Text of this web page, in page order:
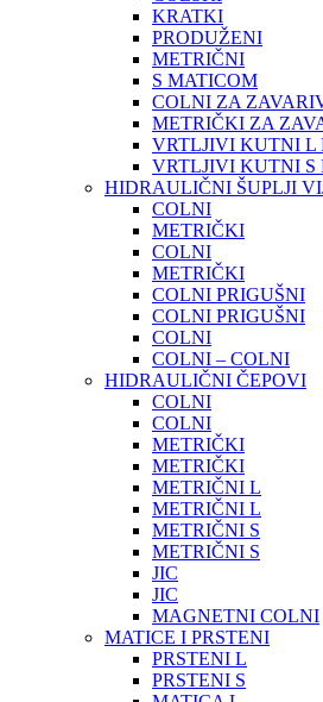
KRATKI
PRODUŽENI
METRIČNI
S MATICOM
COLNI ZA
METRIČKI ZA
VRTLJIVI KUTNI L
VRTLJIVI KUTNI S
HIDRAULIČNI ŠUPLJI
COLNI
METRIČKI
COLNI
METRIČKI
COLNI PRIGUŠNI
COLNI PRIGUŠNI
COLNI
COLNI – COLNI
HIDRAULIČNI ČEPOVI
COLNI
COLNI
METRIČKI
METRIČKI
METRIČNI L
METRIČNI L
METRIČNI S
METRIČNI S
JIC
JIC
MAGNETNI COLNI
MATICE I PRSTENI
PRSTENI L
PRSTENI S